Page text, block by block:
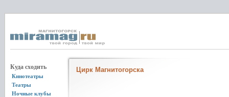
Куда сходить
Кинотеатры
Театры
Ночные клубы
Цирк Магнитогорска